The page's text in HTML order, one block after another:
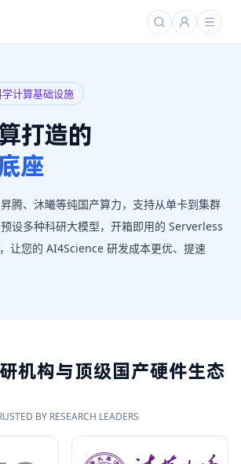
计算基础设施
打造的
座
腾、沐曦等纯国产算力，支持从单卡到集群
设多种科研大模型，开箱即用的 Serverless
让您的 AI4Science 研发成本更优、提速
机构与顶级国产硬件生态
BY RESEARCH LEADERS